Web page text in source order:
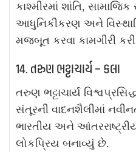
કાશ્મીરમાં શાંતિ, સામાજિક
આધુનિકીકરણ અને
મજબૂત કરવા કામગીરી
14. તરુણ ભટ્ટાચાર્ય – કલા
તરુણ ભટ્ટાચાર્ય
સંતૂરની વાદનશૈલીમાં
ભારતીય અને
લોકપ્રિય બનાવ્યું છે.